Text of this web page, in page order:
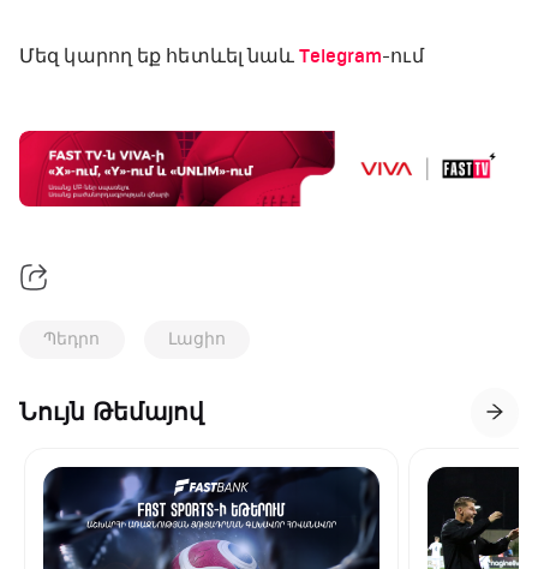
Մեզ կարող եք հետևել նաև Telegram-ում
Պեդրո Լացիո
Նույն Թեմայով